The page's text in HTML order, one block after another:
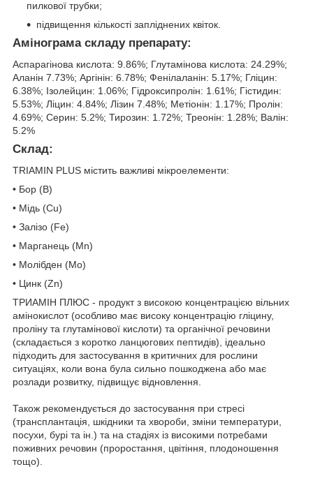
пилкової трубки;
підвищення кількості запліднених квіток.
Амінограма складу препарату:
Аспарагінова кислота: 9.86%; Глутамінова кислота: 24.29%;
Аланін 7.73%; Аргінін: 6.78%; Фенілаланін: 5.17%; Гліцин:
6.38%; Ізолейцин: 1.06%; Гідроксипролін: 1.61%; Гістидин:
5.53%; Ліцин: 4.84%; Лізин 7.48%; Метіонін: 1.17%; Пролін:
4.69%; Серин: 5.2%; Тирозин: 1.72%; Треонін: 1.28%; Валін:
5.2%
Склад:
TRIAMIN PLUS містить важливі мікроелементи:
• Бор (B)
• Мідь (Cu)
• Залізо (Fe)
• Марганець (Mn)
• Молібден (Mo)
• Цинк (Zn)
ТРИАМІН ПЛЮС - продукт з високою концентрацією вільних
амінокислот (особливо має високу концентрацію гліцину,
проліну та глутамінової кислоти) та органічної речовини
(складається з коротко ланцюгових пептидів), ідеально
підходить для застосування в критичних для рослини
ситуаціях, коли вона була сильно пошкоджена або має
розлади розвитку, підвищує відновлення.
Також рекомендується до застосування при стресі
(трансплантація, шкідники та хвороби, зміни температури,
посухи, бурі та ін.) та на стадіях із високими потребами
поживних речовин (проростання, цвітіння, плодоношення
тощо).